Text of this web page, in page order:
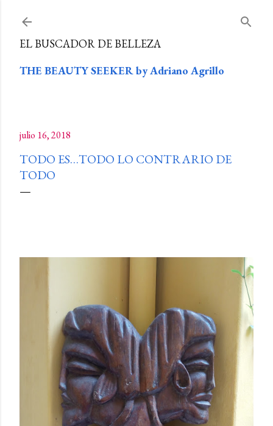
EL BUSCADOR DE BELLEZA
THE BEAUTY SEEKER by Adriano Agrillo
julio 16, 2018
TODO ES…TODO LO CONTRARIO DE
TODO